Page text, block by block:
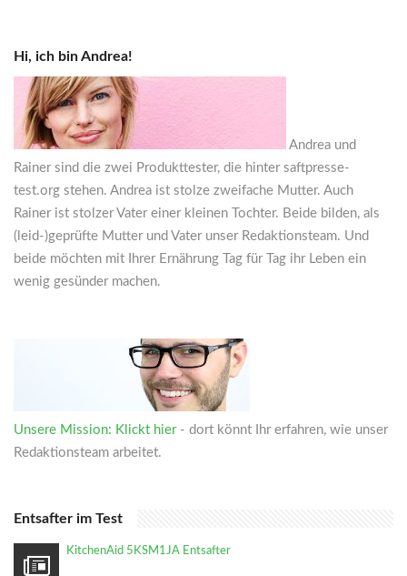
Hi, ich bin Andrea!
Andrea und
Rainer sind die zwei Produkttester, die hinter saftpresse-
test.org stehen. Andrea ist stolze zweifache Mutter. Auch
Rainer ist stolzer Vater einer kleinen Tochter. Beide bilden, als
(leid-)geprüfte Mutter und Vater unser Redaktionsteam. Und
beide möchten mit Ihrer Ernährung Tag für Tag ihr Leben ein
wenig gesünder machen.
Unsere Mission: Klickt hier- dort könnt Ihr erfahren, wie unser
Redaktionsteam arbeitet.
Entsafter im Test
KitchenAid 5KSM1JA Entsafter